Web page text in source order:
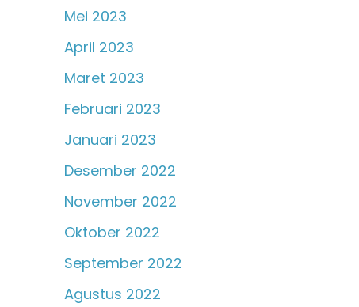
Mei 2023
April 2023
Maret 2023
Februari 2023
Januari 2023
Desember 2022
November 2022
Oktober 2022
September 2022
Agustus 2022